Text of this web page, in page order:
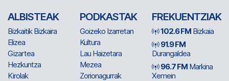
ALBISTEAK
Bizkaitik Bizkaira
Elizea
Gizartea
Hezkuntza
Kirolak
PODKASTAK
Goizeko Izarretan
Kultura
Lau Haizetara
Mezea
Zorionagurrak
FREKUENTZIAK
102.6 FM Bizkaia
91.9 FM
Durangaldea
96.7 FM Markina
Xemein